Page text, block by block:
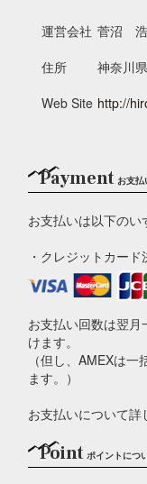
運営会社 菅沼 浩
住所
神奈川
Web Site http://
Payment お支払
お支払いは以下のい
・クレジットカード
お支払い回数は翌
けます。
（但し、AMEXは
ます。）
お支払いについて詳
Point ポイントにつ